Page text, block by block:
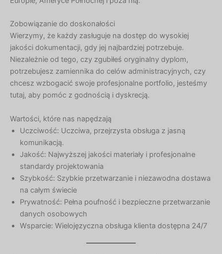
Zobowiązanie do doskonałości
Wierzymy, że każdy zasługuje na dostęp do wysokiej
jakości dokumentacji, gdy jej najbardziej potrzebuje.
Niezależnie od tego, czy zgubiłeś oryginalny dyplom,
potrzebujesz zamiennika do celów administracyjnych, czy
chcesz wzbogacić swoje profesjonalne portfolio, jesteśmy
tutaj, aby pomóc z godnością i dyskrecją.
Wartości, które nas napędzają
Uczciwość: Uczciwa, przejrzysta obsługa z jasną
komunikacją.
Jakość: Najwyższej jakości materiały i profesjonalne
standardy projektowania
Szybkość: Szybkie przetwarzanie i niezawodna dostawa
na całym świecie
Prywatność: Pełna poufność i bezpieczne przetwarzanie
danych osobowych
Wsparcie: Wielojęzyczna obsługa klienta dostępna 24/7